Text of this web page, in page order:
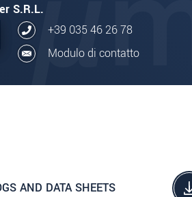
S.R.L.
+39 035 46 26 78
Modulo di contatto
AND DATA SHEETS